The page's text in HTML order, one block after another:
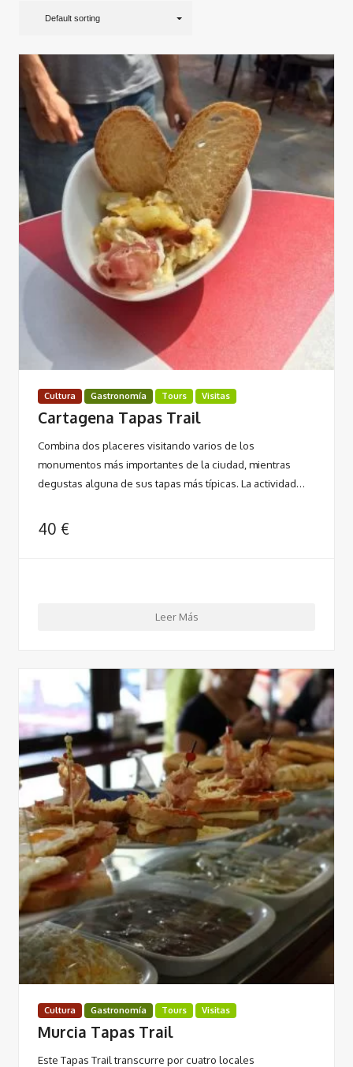
Default sorting
Cultura Gastronomía Tours Visitas
Cartagena Tapas Trail
Combina dos placeres visitando varios de los
monumentos más importantes de la ciudad, mientras
degustas alguna de sus tapas más típicas. La actividad…
40 €
Leer Más
Cultura Gastronomía Tours Visitas
Murcia Tapas Trail
Este Tapas Trail transcurre por cuatro locales